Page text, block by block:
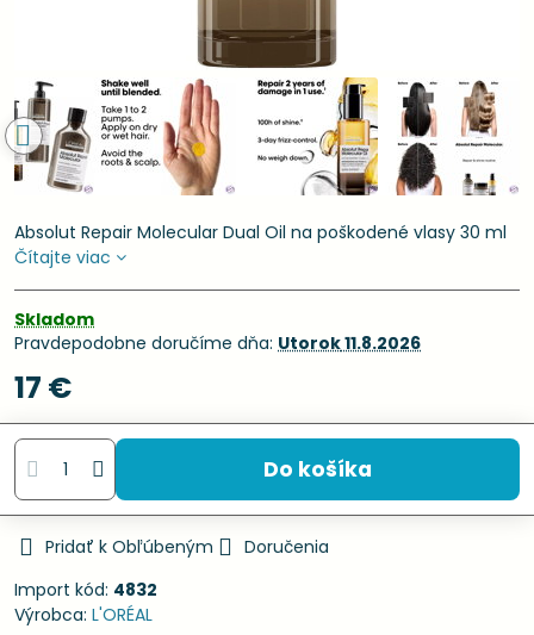
Absolut Repair Molecular Dual Oil na poškodené vlasy 30 ml
Čítajte viac
Skladom
Pravdepodobne doručíme dňa: Utorok11.8.2026
17 €
Do košíka
Pridať k Obľúbeným
Doručenia
Import kód: 4832
Výrobca: L'ORÉAL